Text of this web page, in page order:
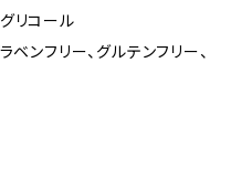
リコール
ベンフリー、グルテンフリー、